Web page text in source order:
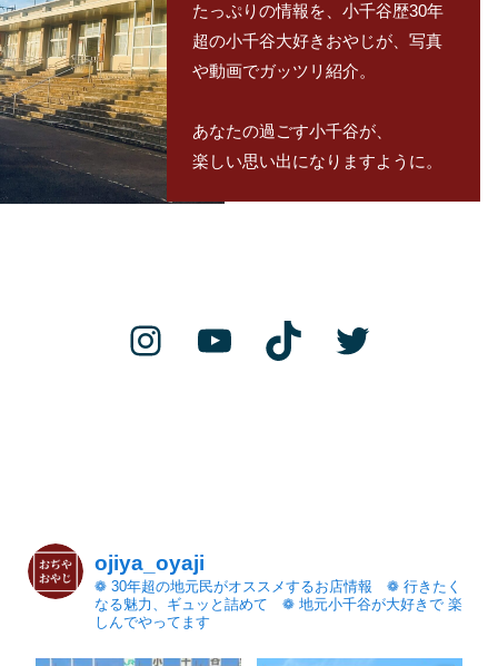
たっぷりの情報を、小千谷歴30年
超の小千谷大好きおやじが、写真
や動画でガッツリ紹介。
あなたの過ごす小千谷が、
楽しい思い出になりますように。
Instagram
YouTube
TikTokTwitter
ojiya_oyaji
❁ 30年超の地元民がオススメするお店情報 ❁ 行きたく
なる魅力、ギュッと詰めて ❁ 地元小千谷が大好きで 楽
しんでやってます